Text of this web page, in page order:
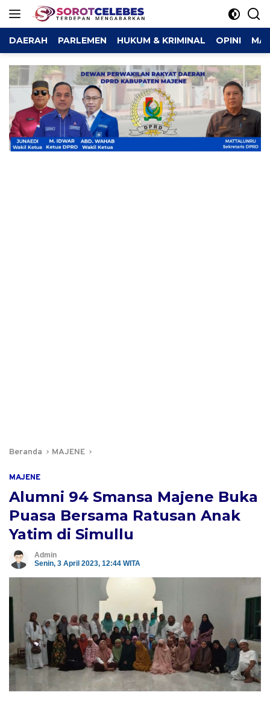
DAERAH PARLEMEN HUKUM & KRIMINAL OPINI
Beranda MAJENE
MAJENE
Alumni 94 Smansa Majene Buka
Puasa Bersama Ratusan Anak
Yatim di Simullu
Admin
Senin, 3 April 2023, 12:44 WITA